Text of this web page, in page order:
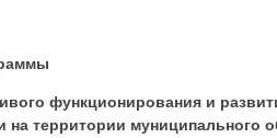
функционирования и
на территории муниципального